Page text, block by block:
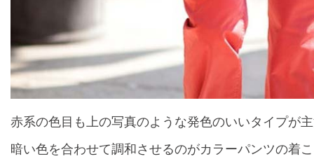
赤系の色目も上の写真のような発色のいいタイプが
暗い色を合わせて調和させるのがカラーパンツの着